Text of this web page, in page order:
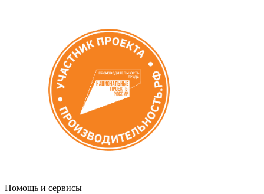
Помощь и сервисы